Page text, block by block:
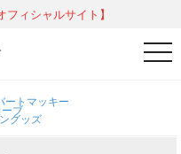
ィシャルサイト】
t
o
ートマッキー
ブ
グッズ